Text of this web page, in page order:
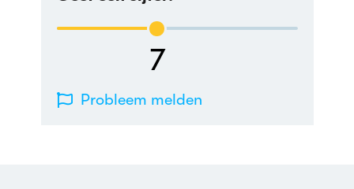
7
Probleem melden